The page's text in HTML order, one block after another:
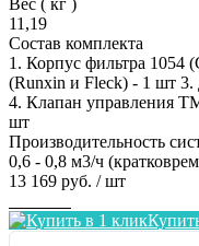
11,19
Состав комплекта
1. Корпус фильтра 1054
(Runxin и Fleck) - 1 шт
4. Клапан управления
шт
Производительность
0,6 - 0,8 м3/ч
13 169 руб. / шт